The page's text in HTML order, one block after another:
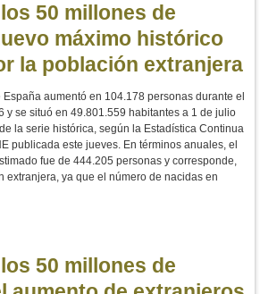
50 millones de
máximo histórico
la población extranjera
aumentó en 104.178 personas durante el
y se situó en 49.801.559 habitantes a 1 de julio
la serie histórica, según la Estadística Continua
publicada este jueves. En términos anuales, el
fue de 444.205 personas y corresponde,
extranjera, ya que el número de nacidas en
50 millones de